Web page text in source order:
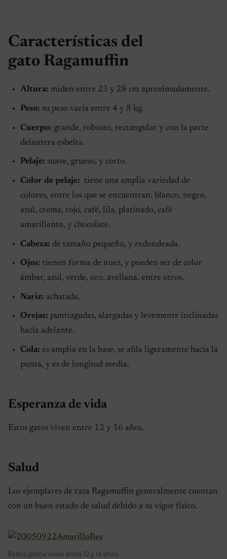
Características del
gato Ragamuffin
Altura: miden entre 23 y 28 cm aproximadamente.
Peso: su peso varía entre 4 y 8 kg.
Cuerpo: grande, robusto, rectangular y con la parte
delantera esbelta.
Pelaje: suave, grueso, y corto.
Color de pelaje: tiene una amplia variedad de
colores, entre los que se encuentran: blanco, negro,
azul, crema, rojo, café, lila, platinado, café
amarillento, y chocolate.
Cabeza: de tamaño pequeño, y redondeada.
Ojos: tienen forma de nuez, y pueden ser de color
ámbar, azul, verde, oro, avellana, entre otros.
Nariz: achatada.
Orejas: puntiagudas, alargadas y levemente inclinadas
hacia adelante.
Cola: es amplia en la base, se afila ligeramente hacia la
punta, y es de longitud media.
Esperanza de vida
Estos gatos viven entre 12 y 16 años.
Salud
Los ejemplares de raza Ragamuffin generalmente cuentan
con un buen estado de salud debido a su vigor físico.
Estos gatos viven entre 12 y 16 años